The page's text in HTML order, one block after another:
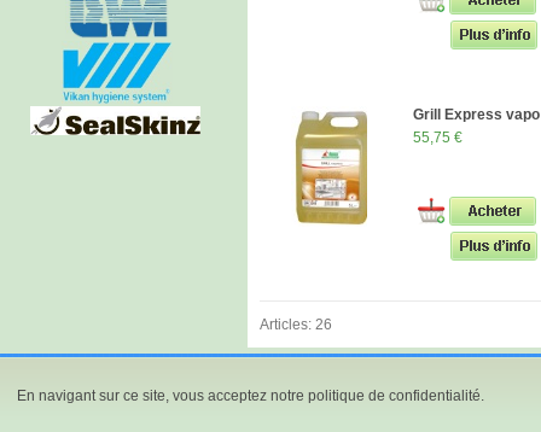
Grill Express
55,75 €
Articles: 26
En navigant sur ce site, vous acceptez notre politique de confidentialité.